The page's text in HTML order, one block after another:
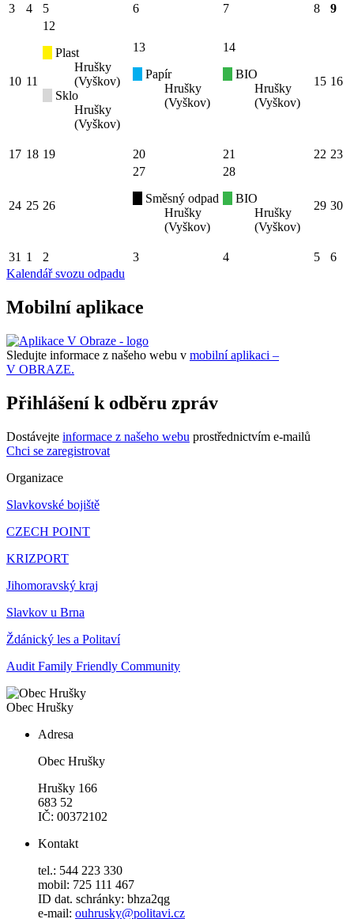
3 4 5 6 7 8 9
10 11
12
Plast
Hrušky
(Vyškov)
Sklo
Hrušky
(Vyškov)
13
Papír
Hrušky
(Vyškov)
14
BIO
Hrušky
(Vyškov)
15 16
17 18 19 20 21 22 23
24 25 26
27
Směsný odpad
Hrušky
(Vyškov)
28
BIO
Hrušky
(Vyškov)
29 30
31 1 2 3 4 5
6
Kalendář svozu odpadu
Mobilní aplikace
Sledujte informace z našeho webu v mobilní aplikaci –
V OBRAZE.
Přihlášení k odběru zpráv
Dostávejte informace z našeho webu prostřednictvím e-mailů
Chci se zaregistrovat
Organizace
Slavkovské bojiště
CZECH POINT
KRIZPORT
Jihomoravský kraj
Slavkov u Brna
Ždánický les a Politaví
Audit Family Friendly Community
Obec Hrušky
Adresa
Obec Hrušky
Hrušky 166
683 52
IČ: 00372102
Kontakt
tel.: 544 223 330
mobil: 725 111 467
ID dat. schránky: bhza2qg
e-mail: ouhrusky@politavi.cz